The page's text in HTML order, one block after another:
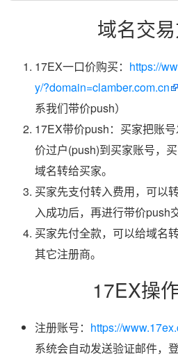
域名交
17EX一口价购买： https://
y/?domain=clamber.com.cn
系我们带价push）
17EX带价push：买家把账
价过户(push)到买家账号，
域名转给买家。
买家先支付转入费用，可以
入成功后，再进行带价push
买家先付全款，可以给域名
其它注册商。
17EX操
注册账号： https://
系统会自动发送验证邮件，